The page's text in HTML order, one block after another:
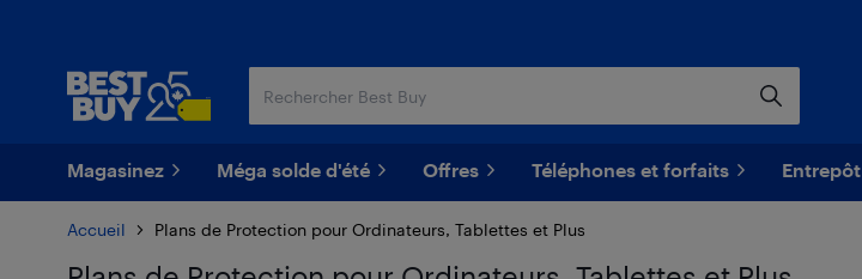
Magasinez Méga solde d'été Offres Téléphones et forfaits Entrepôt
Accueil Plans de Protection pour Ordinateurs, Tablettes et Plus